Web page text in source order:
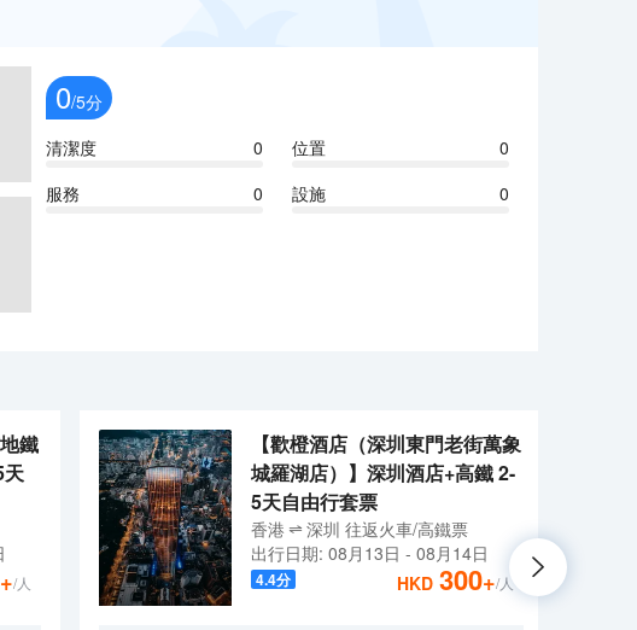
0/5分
清潔度
0 位置
0
服務
0 設施 0
鐵
天
+/人
【歡橙酒店（深圳東門老街萬象
城羅湖店）】深圳酒店+高鐵 2-
5天自由行套票
香港 深圳 往返火車/高鐵票
出行日期: 08月13日 - 08月14日
4.4分 HKD 300+/人